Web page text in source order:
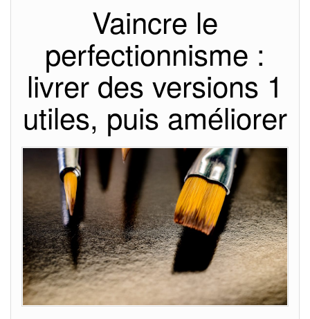
Vaincre le
perfectionnisme :
livrer des versions 1
utiles, puis améliorer